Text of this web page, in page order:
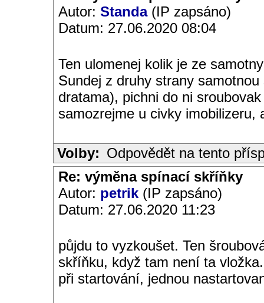
Autor: Standa(IP zapsáno)
Datum: 27.06.2020 08:04
Ten ulomenej kolik je ze
Sundej z druhy strany
dratama), pichni do ni
samozrejme u civky imobilizeru,
Volby: Odpovědět na tento
Re: výměna spínací skříňky
Autor: petrik (IP zapsáno)
Datum: 27.06.2020 11:23
půjdu to vyzkoušet. Ten
skříňku, když tam není ta
při startování, jednou